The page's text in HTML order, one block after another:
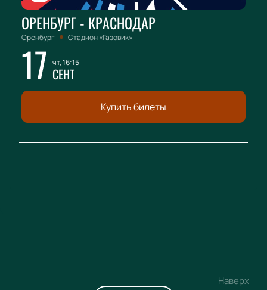
ОРЕНБУРГ - КРАСНОДАР
Оренбург Стадион «Газовик»
17 чт, 16:15
СЕНТ
Купить билеты
Наверх